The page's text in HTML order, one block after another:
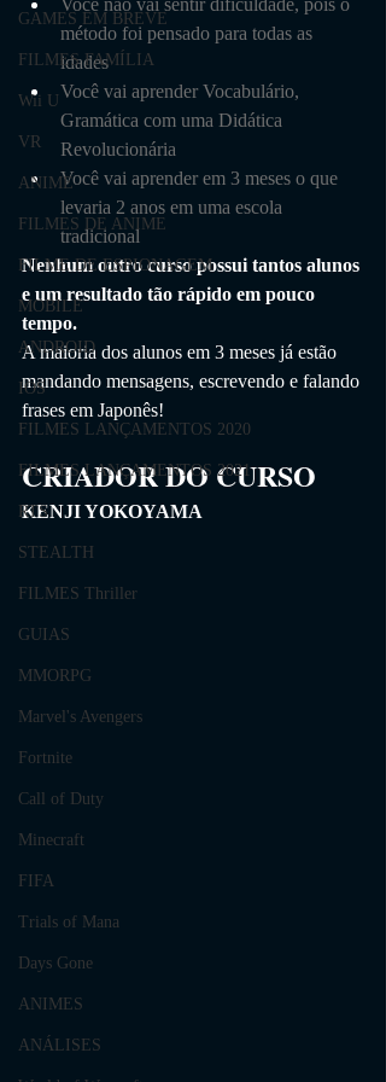
GAMES EM BREVE
FILMES FAMÍLIA
Wii U
VR
ANIME
FILMES DE ANIME
FILME DE ESPIONAGEM
MOBILE
ANDROID
IOS
FILMES LANÇAMENTOS 2020
FILMES LANÇAMENTOS 2021
RTS
STEALTH
FILMES Thriller
GUIAS
MMORPG
Marvel's Avengers
Fortnite
Call of Duty
Minecraft
FIFA
Trials of Mana
Days Gone
ANIMES
ANÁLISES
Você não vai sentir dificuldade, pois o
método foi pensado para todas as
idades
Você vai aprender Vocabulário,
Gramática com uma Didática
Revolucionária
Você vai aprender em 3 meses o que
levaria 2 anos em uma escola
tradicional
Nenhum outro curso possui tantos alunos
e um resultado tão rápido em pouco
tempo.
A maioria dos alunos em 3 meses já estão
mandando mensagens, escrevendo e falando
frases em Japonês!
CRIADOR DO CURSO
KENJI YOKOYAMA